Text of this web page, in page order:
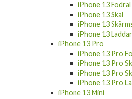
iPhone 13 Fodral
iPhone 13 Skal
iPhone 13
iPhone 13
iPhone 13 Pro
iPhone 13 Pro
iPhone 13 Pro
iPhone 13 Pro
iPhone 13 Pro
iPhone 13 Mini